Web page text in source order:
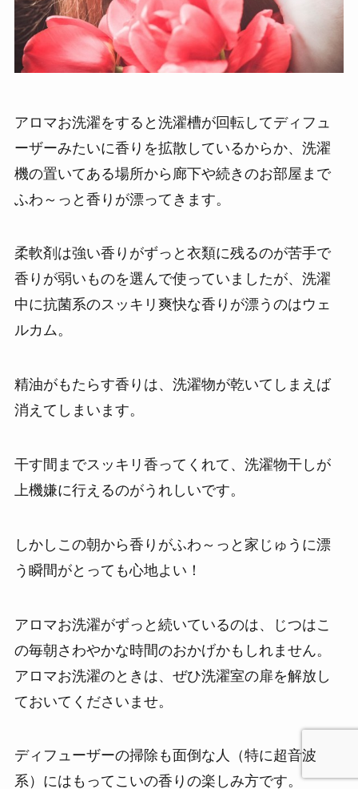
アロマお洗濯をすると洗濯槽が回転してディフュ
ーザーみたいに香りを拡散しているからか、洗濯
機の置いてある場所から廊下や続きのお部屋まで
ふわ～っと香りが漂ってきます。
柔軟剤は強い香りがずっと衣類に残るのが苦手で
香りが弱いものを選んで使っていましたが、洗濯
中に抗菌系のスッキリ爽快な香りが漂うのはウェ
ルカム。
精油がもたらす香りは、洗濯物が乾いてしまえば
消えてしまいます。
干す間までスッキリ香ってくれて、洗濯物干しが
上機嫌に行えるのがうれしいです。
しかしこの朝から香りがふわ～っと家じゅうに漂
う瞬間がとっても心地よい！
アロマお洗濯がずっと続いているのは、じつはこ
の毎朝さわやかな時間のおかげかもしれません。
アロマお洗濯のときは、ぜひ洗濯室の扉を解放し
ておいてくださいませ。
ディフューザーの掃除も面倒な人（特に超音波
系）にはもってこいの香りの楽しみ方です。